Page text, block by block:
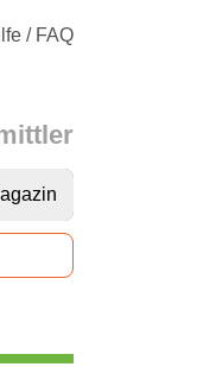
/ FAQ